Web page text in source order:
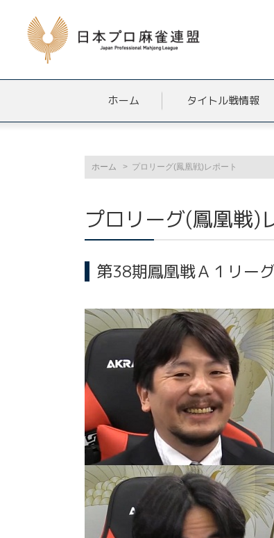
ホーム タイトル戦情報
ホーム プロリーグ(鳳凰戦)レポート
プロリーグ(鳳凰戦)
第38期鳳凰戦Ａ１リー